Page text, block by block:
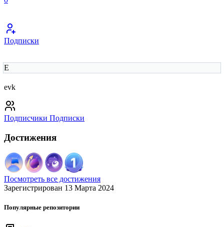
Подписки
E
evk
Подписчики Подписки
Достижения
Посмотреть все достижения
Зарегистрирован 13 Марта 2024
Популярные репозитории